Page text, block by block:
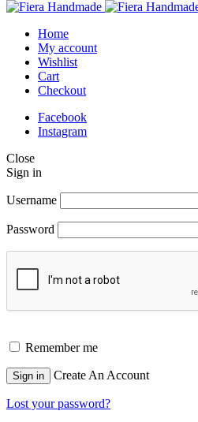
Home
My account
Wishlist
Cart
Checkout
Facebook
Instagram
Close
Sign in
Username
Password
Remember me
Sign in Create An Account
Lost your password?